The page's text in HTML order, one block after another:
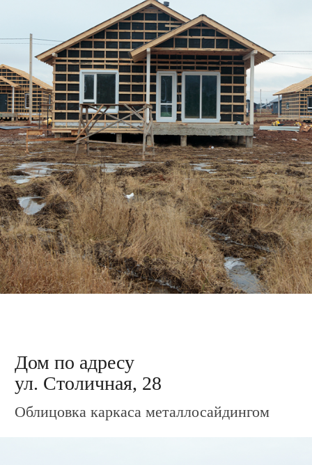
Установка крыльца и террасы
Дом по адресу
ул. Столичная, 38